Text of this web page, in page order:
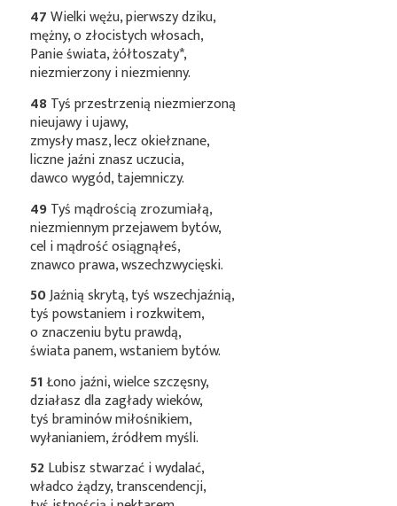
47Wielki wężu, pierwszy dziku,
mężny, o złocistych włosach,
Panie świata,żółtoszaty*,
niezmierzony i niezmienny.
48Tyś przestrzenią niezmierzoną
nieujawy i ujawy,
zmysły masz, lecz okiełznane,
liczne jaźni znasz uczucia,
dawco wygód, tajemniczy.
49Tyś mądrością zrozumiałą,
niezmiennym przejawem bytów,
cel i mądrość osiągnąłeś,
znawco prawa, wszechzwycięski.
50Jaźnią skrytą, tyś wszechjaźnią,
tyś powstaniem i rozkwitem,
o znaczeniu bytu prawdą,
świata panem, wstaniem bytów.
51Łono jaźni, wielce szczęsny,
działasz dla zagłady wieków,
tyś braminów miłośnikiem,
wyłanianiem, źródłem myśli.
52Lubisz stwarzać i wydalać,
władco żądzy, transcendencji,